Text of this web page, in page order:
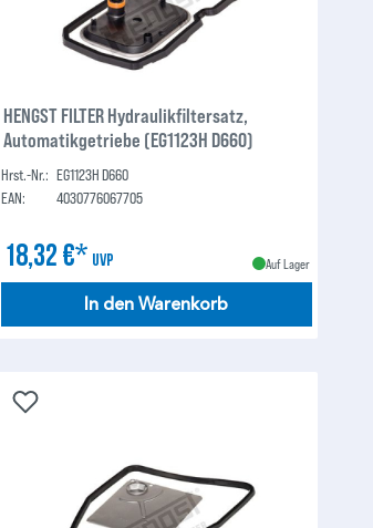
HENGST FILTER Hydraulikfiltersatz,
Automatikgetriebe (EG1123H D660)
Hrst.-Nr.: EG1123H D660
EAN:
4030776067705
18,32 €* UVP Auf Lager
In den Warenkorb